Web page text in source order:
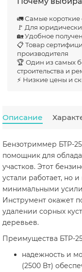
🚛 Самые
🚩 Для
🏡 Удобное
📋 Товар
производителя
🏆 Один из самых
строительства и
⚡ Низкие цены и
Описание
Бензотриммер БТР-
помощник для
участков. Этот
устали работает, но
минимальными
Инструмент окажет
удалении сорных
деревьев.
Преимущества БТР-
надежность и
(2500 Вт)